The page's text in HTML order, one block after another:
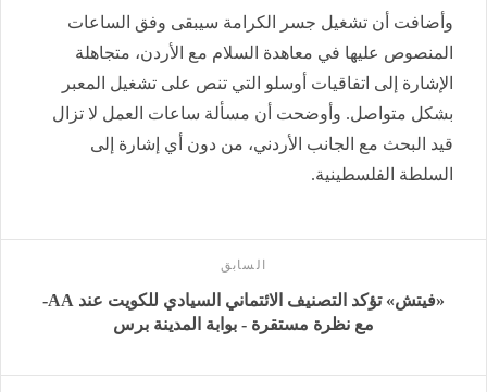
وأضافت أن تشغيل جسر الكرامة سيبقى وفق الساعات
المنصوص عليها في معاهدة السلام مع الأردن، متجاهلة
الإشارة إلى اتفاقيات أوسلو التي تنص على تشغيل المعبر
بشكل متواصل. وأوضحت أن مسألة ساعات العمل لا تزال
قيد البحث مع الجانب الأردني، من دون أي إشارة إلى
السلطة الفلسطينية.
السابق
«فيتش» تؤكد التصنيف الائتماني السيادي للكويت عند AA-
مع نظرة مستقرة - بوابة المدينة برس